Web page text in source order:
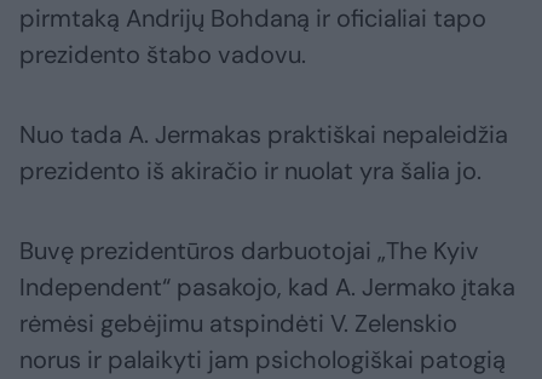
pirmtaką Andrijų Bohdaną ir oficialiai tapo
prezidento štabo vadovu.
Nuo tada A. Jermakas praktiškai nepaleidžia
prezidento iš akiračio ir nuolat yra šalia jo.
Buvę prezidentūros darbuotojai „The Kyiv
Independent“ pasakojo, kad A. Jermako įtaka
rėmėsi gebėjimu atspindėti V. Zelenskio
norus ir palaikyti jam psichologiškai patogią